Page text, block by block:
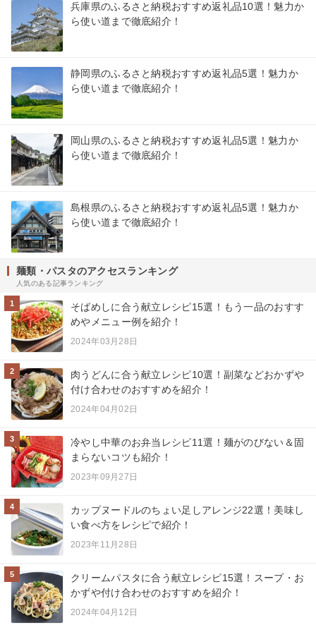
兵庫県のふるさと納税おすすめ返礼品10選！魅力か
ら使い道まで徹底紹介！
静岡県のふるさと納税おすすめ返礼品5選！魅力か
ら使い道まで徹底紹介！
岡山県のふるさと納税おすすめ返礼品5選！魅力か
ら使い道まで徹底紹介！
島根県のふるさと納税おすすめ返礼品5選！魅力か
ら使い道まで徹底紹介！
麺類・パスタのアクセスランキング
人気のある記事ランキング
1
そばめしに合う献立レシピ15選！もう一品のおすす
めやメニュー例を紹介！
2024年03月28日
2
肉うどんに合う献立レシピ10選！副菜などおかずや
付け合わせのおすすめを紹介！
2024年04月02日
3
冷やし中華のお弁当レシピ11選！麺がのびない＆固
まらないコツも紹介！
2023年09月27日
4
カップヌードルのちょい足しアレンジ22選！美味し
い食べ方をレシピで紹介！
2023年11月28日
5
クリームパスタに合う献立レシピ15選！スープ・お
かずや付け合わせのおすすめを紹介！
2024年04月12日